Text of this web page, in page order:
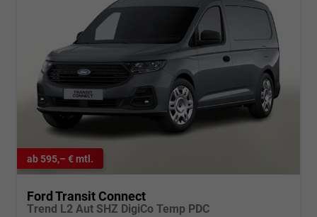
ab 595,– € mtl.
Ford Transit Connect
Trend L2 Aut SHZ DigiCo Temp PDC